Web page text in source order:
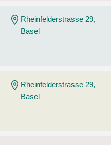
Rheinfelderstrasse 29,
Basel
Rheinfelderstrasse 29,
Basel